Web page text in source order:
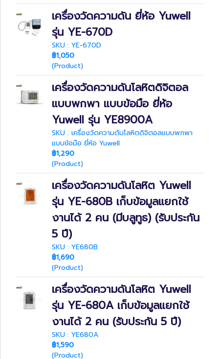
เครื่องวัดความดัน ยี่ห้อ Yuwell
รุ่น YE-670D
SKU : YE-670D
฿1,050
(Product)
เครื่องวัดความดันโลหิตดิจิตอล
แบบพกพา แบบข้อมือ ยี่ห้อ
Yuwell รุ่น YE8900A
SKU : เครื่องวัดความดันโลหิตดิจิตอลแบบพกพา
แบบข้อมือ ยี่ห้อ Yuwell
฿1,290
(Product)
เครื่องวัดความดันโลหิต Yuwell
รุ่น YE-680B เก็บข้อมูลแยกใช้
งานได้ 2 คน (มีบลูทูธ) (รับประกัน
5 ปี)
SKU : YE680B
฿1,690
(Product)
เครื่องวัดความดันโลหิต Yuwell
รุ่น YE-680A เก็บข้อมูลแยกใช้
งานได้ 2 คน (รับประกัน 5 ปี)
SKU : YE680A
฿1,590
(Product)